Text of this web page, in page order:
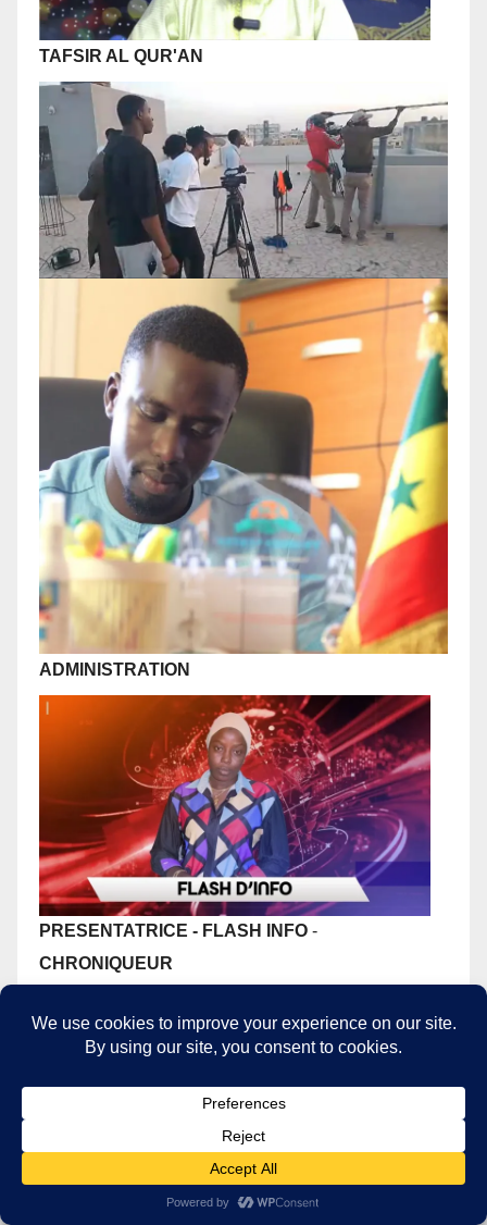
TAFSIR AL QUR'AN
ADMINISTRATION
PRESENTATRICE - FLASH INFO -
CHRONIQUEUR
CARTES POSTALES SENEGAL